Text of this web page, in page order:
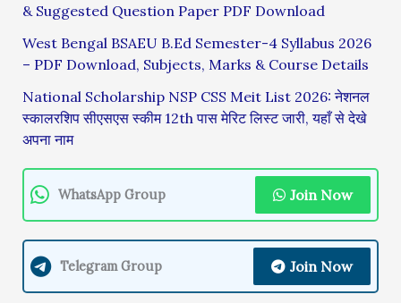
& Suggested Question Paper PDF Download
West Bengal BSAEU B.Ed Semester-4 Syllabus 2026
– PDF Download, Subjects, Marks & Course Details
National Scholarship NSP CSS Meit List 2026: नेशनल
स्कालरशिप सीएसएस स्कीम 12th पास मेरिट लिस्ट जारी, यहाँ से देखे
अपना नाम
WhatsApp Group Join Now
Telegram Group Join Now